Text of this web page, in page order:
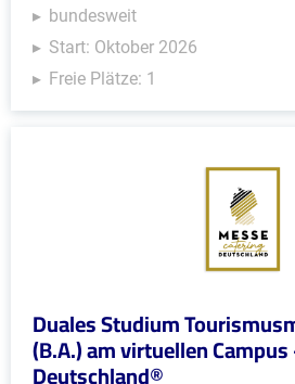
bundesweit
Start: Oktober 2026
Freie Plätze: 1
Duales Studium
(B.A.) am virtuellen
Deutschland®